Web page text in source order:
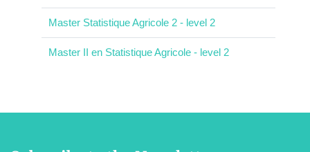
Master Statistique Agricole 2 - level 2
Master II en Statistique Agricole - level 2